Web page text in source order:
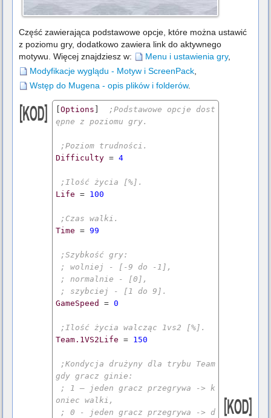
Część zawierająca podstawowe opcje, które można ustawić
z poziomu gry, dodatkowo zawiera link do aktywnego
motywu. Więcej znajdziesz w:
Menu i ustawienia gry,
Modyfikacje wyglądu - Motyw i ScreenPack,
Wstęp do Mugena - opis plików i folderów.
Options
;Podstawowe opcje dost
ępne z poziomu gry.
;Poziom trudności.
Difficulty = 4
;Ilość życia [%].
Life = 100
;Czas walki.
Time = 99
;Szybkość gry:
; wolniej - [-9 do -1],
; normalnie - [0],
; szybciej - [1 do 9].
GameSpeed
= 0
;Ilość życia walcząc 1vs2 [%].
Team.1VS2Life = 150
;Kondycja drużyny dla trybu Team
gdy gracz ginie:
; 1 – jeden gracz przegrywa -> k
oniec walki,
; 0 - jeden gracz przegrywa -> d